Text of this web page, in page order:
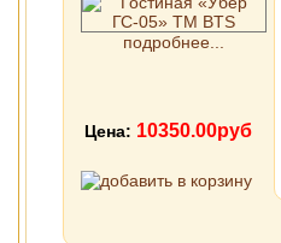
подробнее...
Цена: 10350.00руб